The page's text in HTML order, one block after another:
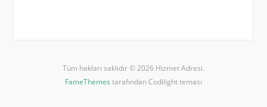
Tüm hakları saklıdır © 2026 Hizmet Adresi.
FameThemes tarafından Codilight teması